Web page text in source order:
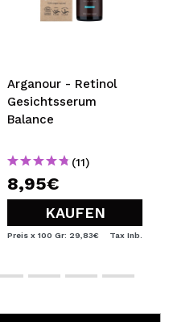
Arganour - Retinol
Gesichtsserum
Balance
(11)
8,95€
KAUFEN
Preis x 100 Gr: 29,83€ Tax Inb.